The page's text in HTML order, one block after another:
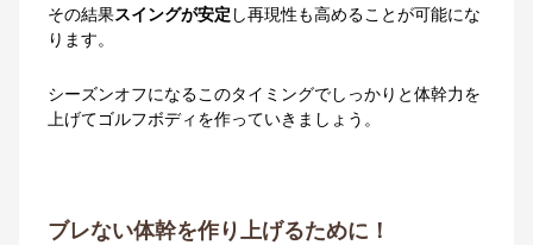
その結果スイングが安定 し再現性も高めることが可能にな
ります。
シーズンオフになるこのタイミングでしっかりと体幹力を
上げてゴルフボディを作っていきましょう。
ブレない体幹を作り上げるために！